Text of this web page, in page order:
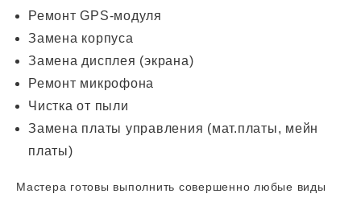
Ремонт GPS-модуля
Замена корпуса
Замена дисплея (экрана)
Ремонт микрофона
Чистка от пыли
Замена платы управления (мат.платы, мейн
платы)
Мастера готовы выполнить совершенно любые виды